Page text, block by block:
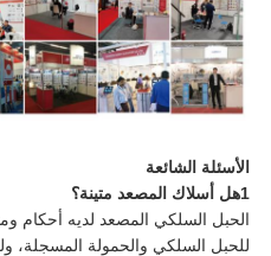
الأسئلة الشائعة
1هل أسلاك المصعد متينة؟
الحبل السلكي المصعد لديه أحكام
للحبل السلكي والحمولة المسجلة،